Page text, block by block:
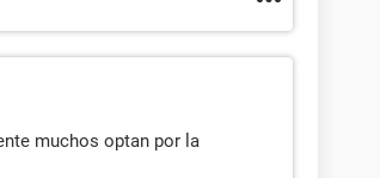
muchos optan por la